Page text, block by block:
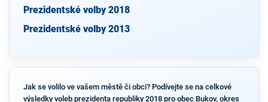
Prezidentské volby 2018
Prezidentské volby 2013
Jak se volilo ve vašem městě či obci? Podívejte se na celkové
výsledky voleb prezidenta republiky 2018 pro obec Bukov, okres